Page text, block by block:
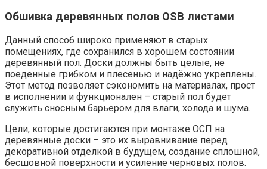
Обшивка деревянных полов OSB листами
Данный способ широко применяют в старых
помещениях, где сохранился в хорошем состоянии
деревянный пол. Доски должны быть целые, не
поеденные грибком и плесенью и надёжно укреплены.
Этот метод позволяет сэкономить на материалах, прост
в исполнении и функционален – старый пол будет
служить сносным барьером для влаги, холода и шума.
Цели, которые достигаются при монтаже ОСП на
деревянные доски – это их выравнивание перед
декоративной отделкой в будущем, создание сплошной,
бесшовной поверхности и усиление черновых полов.